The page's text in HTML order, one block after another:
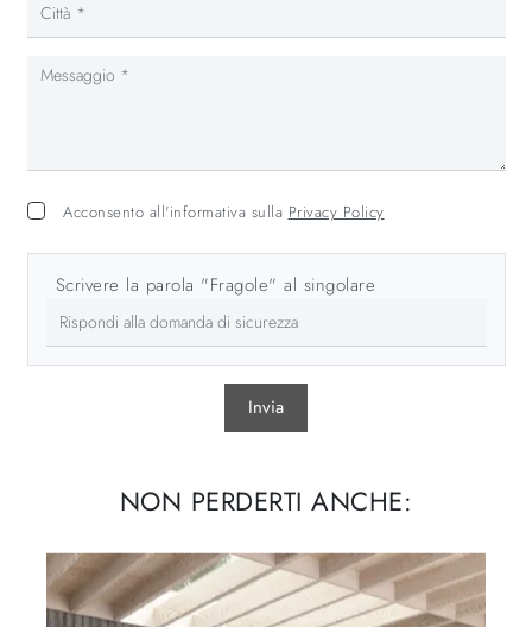
Acconsento all'informativa sulla Privacy Policy
Scrivere la parola "Fragole" al singolare
Invia
NON PERDERTI ANCHE: